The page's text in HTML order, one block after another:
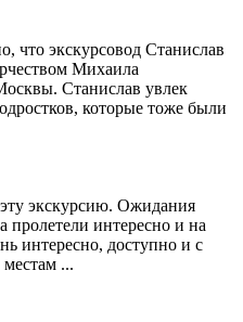
что экскурсовод Станислав
Михаила
Станислав увлек
которые тоже были
экскурсию. Ожидания
пролетели интересно и на
интересно, доступно и с
...